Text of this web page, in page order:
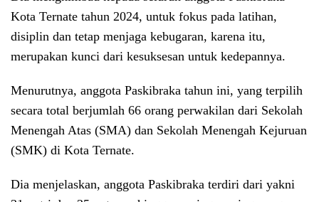
Kota Ternate tahun 2024, untuk fokus pada latihan,
disiplin dan tetap menjaga kebugaran, karena itu,
merupakan kunci dari kesuksesan untuk kedepannya.
Menurutnya, anggota Paskibraka tahun ini, yang terpilih
secara total berjumlah 66 orang perwakilan dari Sekolah
Menengah Atas (SMA) dan Sekolah Menengah Kejuruan
(SMK) di Kota Ternate.
Dia menjelaskan, anggota Paskibraka terdiri dari yakni